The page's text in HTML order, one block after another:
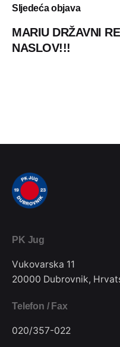
Sljedeća objava
MARIU DRŽAVNI
NASLOV!!!
PK Jug
Vukovarska 11
20000 Dubrovnik,
Telefon / Fax
020/357-022